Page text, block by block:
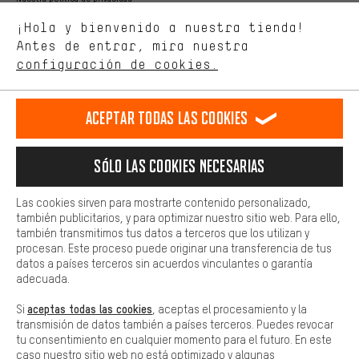
Idioma"
español
ES english
EN Deutsch
DE
RESCINDIR EL CONTRATO Comunidad de Aquisgrán Programa de afiliados
Aviso Legal Protección de datos Condiciones Generales
Plataforma de reportes Reciclaje de baterias
Configuración de las cookies Ajusta el contraste
Todos los precios indicados son en euros e sin MwSt, más
gastos de envío aEstados Unidos.
¡Hola y bienvenido a nuestra tienda!
Antes de entrar, mira nuestra
configuración de cookies.
tienda. Con las cookies de rendimiento, puedes influir en la mejora
de nuestro sitio web y nuestra oferta de la tienda con tu
comportamiento de compra.
Más confort
cookies de comodidad, creamos enlaces a plataformas de redes
sociales. Esto nos permite proporcionarle más contenido e
adicionales que le ayudarán a encontrar los productos adecuados.
preguntas de forma rápida y sencilla.
Básica
Las cookies básicas aseguran que puedas usar nuestro sitio web.
Aceptar todas las cookies
Sólo las cookies necesarias
Las cookies sirven para mostrarte contenido personalizado,
también publicitarios, y para optimizar nuestro sitio web. Para ello,
también transmitimos tus datos a terceros que los utilizan y
procesan. Este proceso puede originar una transferencia de tus
datos a países terceros sin acuerdos vinculantes o garantía
adecuada.
Si aceptas todas las cookies , aceptas el procesamiento y la
transmisión de datos también a países terceros. Puedes revocar
tu consentimiento en cualquier momento para el futuro. En este
caso nuestro sitio web no está optimizado y algunas